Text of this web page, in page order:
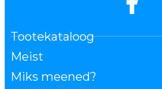
Tootekataloog
Meist
Miks meened?